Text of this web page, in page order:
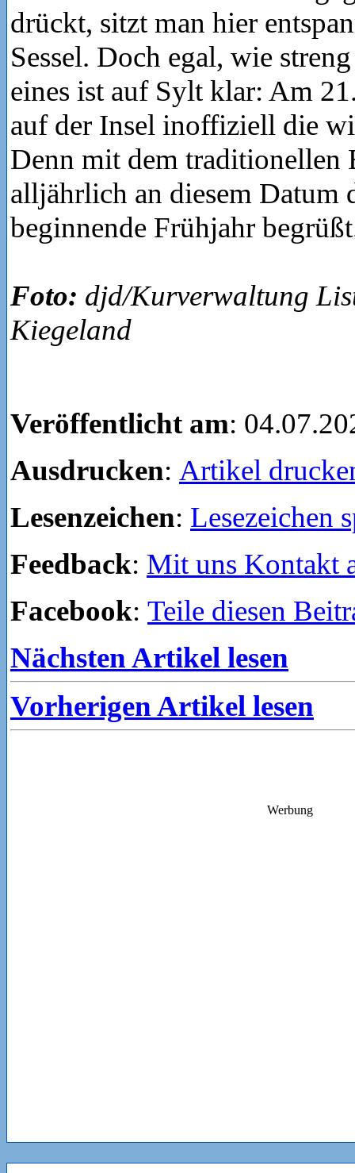
drückt, sitzt man hier
Sessel. Doch egal, wie
eines ist auf Sylt klar: Am
auf der Insel inoffiziell die
Denn mit dem traditionellen
alljährlich an diesem Datum
beginnende Frühjahr
Foto: djd/Kurverwaltung
Kiegeland
Veröffentlicht am:
Ausdrucken: Artikel
Lesenzeichen: Lesezeichen
Feedback: Mit uns Kontakt
Facebook: Teile diesen
Nächsten Artikel lesen
Vorherigen Artikel lesen
Werbung